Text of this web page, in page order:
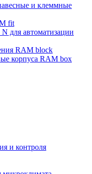
и клеммные
fit
для автоматизации
RAM block
корпуса RAM box
и контроля